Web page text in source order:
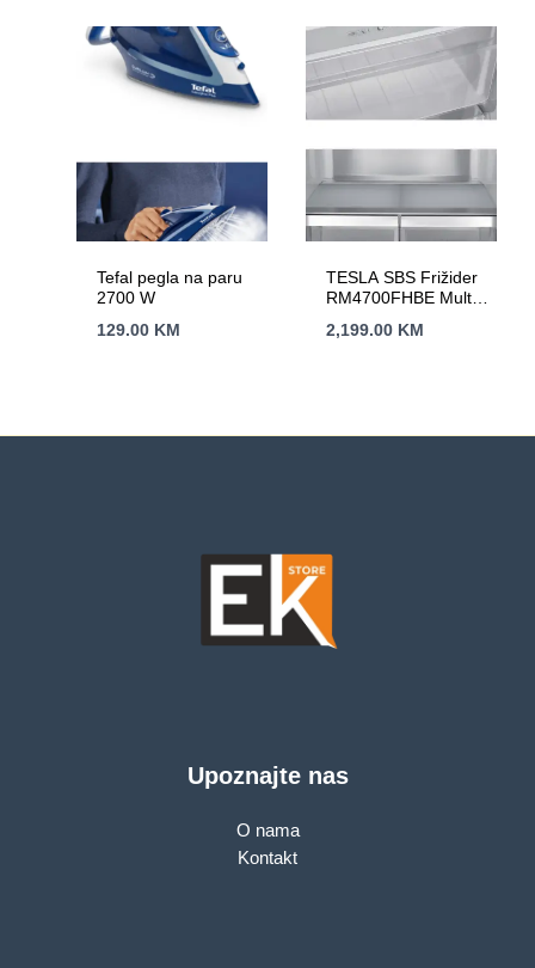
Tefal pegla na paru
2700 W
129.00 KM
TESLA SBS Frižider
RM4700FHBE Multi
(V)180cm (Š)79,5cm
2,199.00 KM
Upoznajte nas
O nama
Kontakt